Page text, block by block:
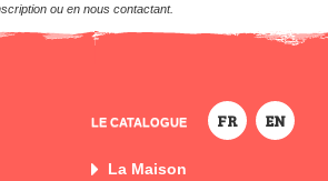
ou en nous contactant.
LE CATALOGUE FR EN
La Maison